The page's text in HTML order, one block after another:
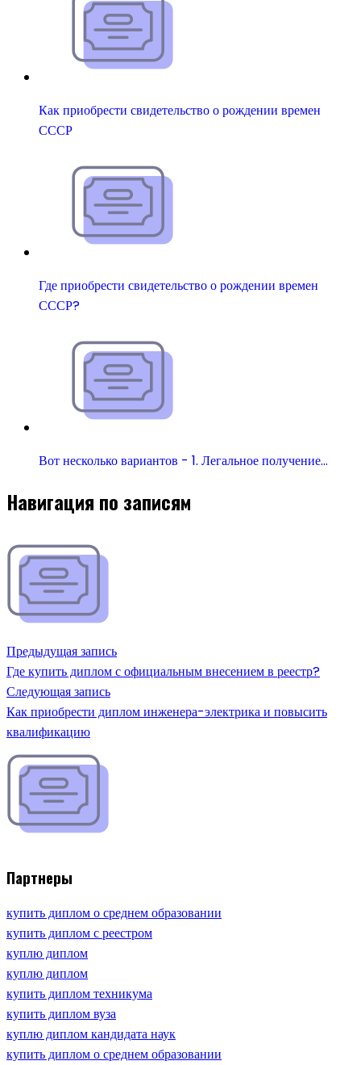
Как приобрести свидетельство о рождении времен
СССР
Где приобрести свидетельство о рождении времен
СССР?
Вот несколько вариантов - 1. Легальное получение…
Навигация по записям
Предыдущая запись
Где купить диплом с официальным внесением в реестр?
Следующая запись
Как приобрести диплом инженера-электрика и повысить
квалификацию
Партнеры
купить диплом о среднем образовании
купить диплом с реестром
куплю диплом
куплю диплом
купить диплом техникума
купить диплом вуза
куплю диплом кандидата наук
купить диплом о среднем образовании